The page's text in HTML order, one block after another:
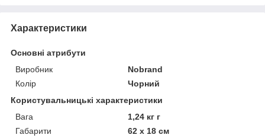
Характеристики
Основні атрибути
Виробник
Nobrand
Колір
Чорний
Користувальницькі характеристики
Вага
1,24 кг г
Габарити
62 х 18 см